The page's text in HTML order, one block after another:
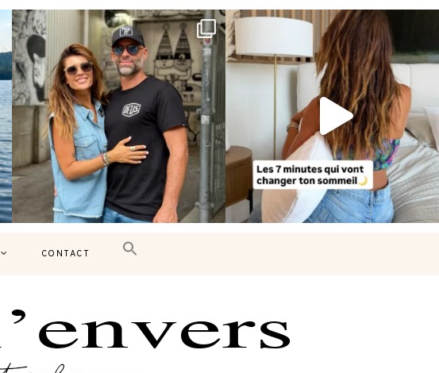
Montréal, une très belle surprise 🇨🇦
J’ai...
442
Le sommeil est essentiel à notre bien-
être… et...
102 14
CONTACT